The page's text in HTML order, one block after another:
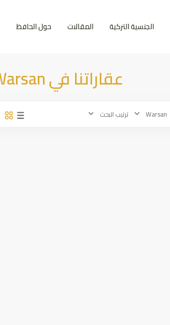
الجنسية التركية المقالات حول الحافظ
عقاراتنا في Warsan
Warsan ترتيب البحث